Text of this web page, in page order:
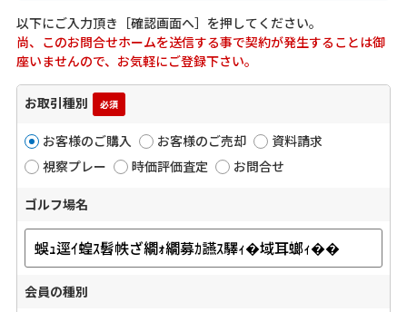
以下にご入力頂き［確認画面へ］を押してください｡
尚、このお問合せホームを送信する事で契約が発生することは御
座いませんので、お気軽にご登録下さい。
お取引種別 必須
お客様のご購入 お客様のご売却
資料請求
視察プレー
時価評価査定 お問合せ
ゴルフ場名
会員の種別